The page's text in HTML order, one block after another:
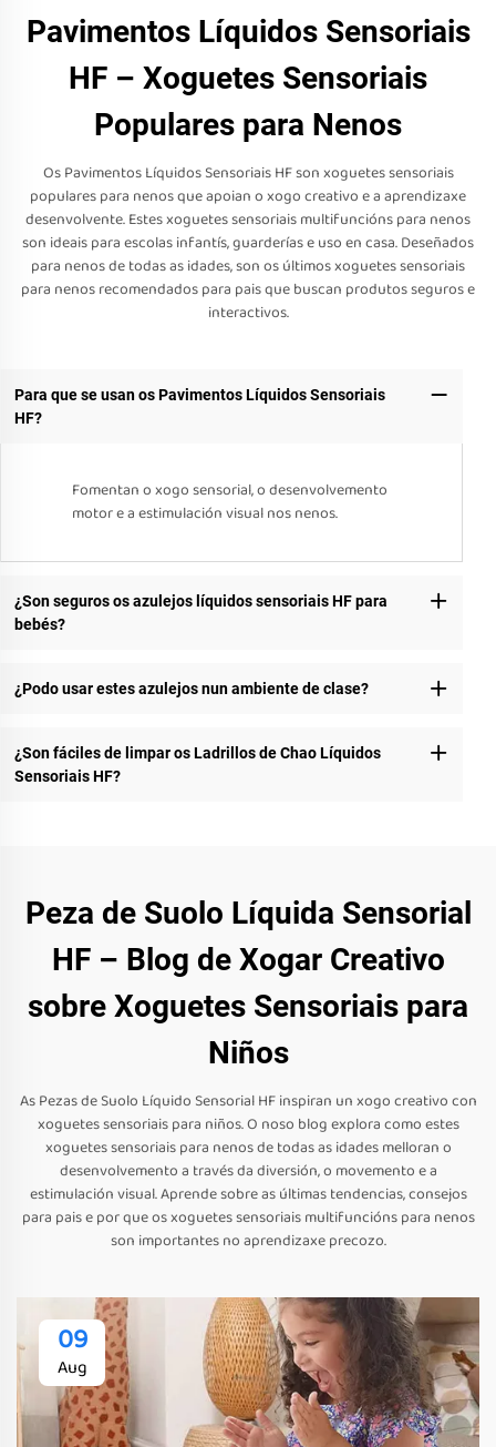
Pavimentos Líquidos Sensoriais
HF – Xoguetes Sensoriais
Populares para Nenos
Os Pavimentos Líquidos Sensoriais HF son xoguetes sensoriais
populares para nenos que apoian o xogo creativo e a aprendizaxe
desenvolvente. Estes xoguetes sensoriais multifuncións para nenos
son ideais para escolas infantís, guarderías e uso en casa. Deseñados
para nenos de todas as idades, son os últimos xoguetes sensoriais
para nenos recomendados para pais que buscan produtos seguros e
interactivos.
Para que se usan os Pavimentos Líquidos Sensoriais
HF?
Fomentan o xogo sensorial, o desenvolvemento
motor e a estimulación visual nos nenos.
¿Son seguros os azulejos líquidos sensoriais HF para
bebés?
¿Podo usar estes azulejos nun ambiente de clase?
¿Son fáciles de limpar os Ladrillos de Chao Líquidos
Sensoriais HF?
Peza de Suolo Líquida Sensorial
HF – Blog de Xogar Creativo
sobre Xoguetes Sensoriais para
Niños
As Pezas de Suolo Líquido Sensorial HF inspiran un xogo creativo con
xoguetes sensoriais para niños. O noso blog explora como estes
xoguetes sensoriais para nenos de todas as idades melloran o
desenvolvemento a través da diversión, o movemento e a
estimulación visual. Aprende sobre as últimas tendencias, consejos
para pais e por que os xoguetes sensoriais multifuncións para nenos
son importantes no aprendizaxe precozo.
09
Aug